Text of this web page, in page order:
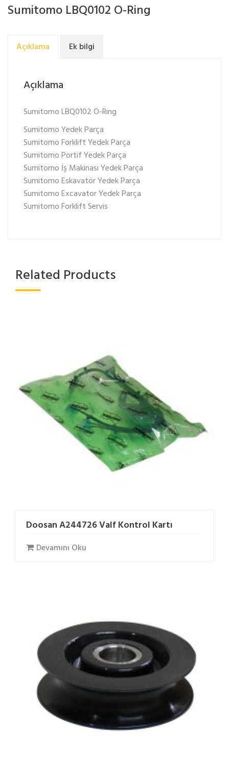
Sumitomo LBQ0102 O-Ring
Açıklama Ek bilgi
Açıklama
Sumitomo LBQ0102 O-Ring
Sumitomo Yedek Parça
Sumitomo Forklift Yedek Parça
Sumitomo Portif Yedek Parça
Sumitomo İş Makinası Yedek Parça
Sumitomo Eskavatör Yedek Parça
Sumitomo Excavator Yedek Parça
Sumitomo Forklift Servis
Related Products
Doosan A244726 Valf Kontrol Kartı
Devamını Oku